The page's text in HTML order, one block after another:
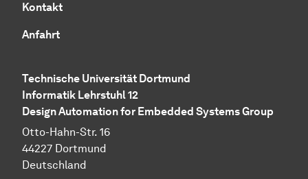
Kontakt
Anfahrt
Technische Universität Dortmund
Informatik Lehrstuhl 12
Design Automation for Embedded Systems Group
Otto-Hahn-Str. 16
44227 Dortmund
Deutschland